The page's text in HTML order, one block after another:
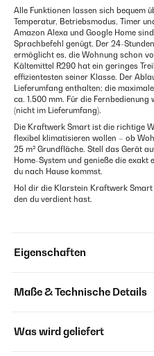
Alle Funktionen lassen sich bequem
Temperatur, Betriebsmodus, Timer
Amazon Alexa und Google Home
Sprachbefehl genügt. Der 24-
ermöglicht es, die Wohnung schon
Kältemittel R290 hat ein geringes
effizientesten seiner Klasse. Der
Lieferumfang enthalten; die
ca. 1.500 mm. Für die
(nicht im Lieferumfang).
Die Kraftwerk Smart ist die richtige
flexibel klimatisieren wollen – ob
25 m² Grundfläche. Stell das Gerät
Home-System und genieße die
du nach Hause kommst.
Hol dir die Klarstein Kraftwerk
den du verdient hast.
Eigenschaften
Maße & Technische Details
Was wird geliefert